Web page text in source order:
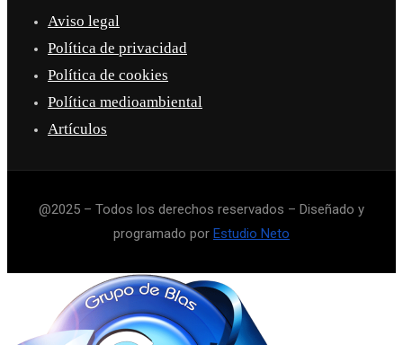
Aviso legal
Política de privacidad
Política de cookies
Política medioambiental
Artículos
@2025 – Todos los derechos reservados – Diseñado y
programado por Estudio Neto